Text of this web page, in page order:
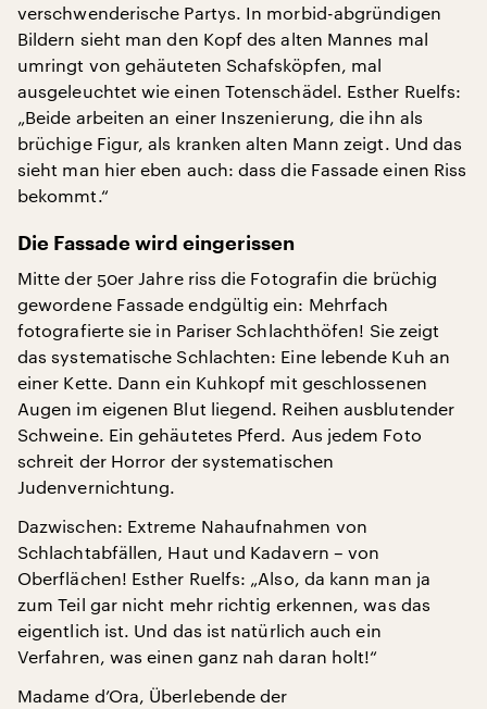
verschwenderische Partys. In morbid-abgründigen
Bildern sieht man den Kopf des alten Mannes mal
umringt von gehäuteten Schafsköpfen, mal
ausgeleuchtet wie einen Totenschädel. Esther Ruelfs:
„Beide arbeiten an einer Inszenierung, die ihn als
brüchige Figur, als kranken alten Mann zeigt. Und das
sieht man hier eben auch: dass die Fassade einen Riss
bekommt.“
Die Fassade wird eingerissen
Mitte der 50er Jahre riss die Fotografin die brüchig
gewordene Fassade endgültig ein: Mehrfach
fotografierte sie in Pariser Schlachthöfen! Sie zeigt
das systematische Schlachten: Eine lebende Kuh an
einer Kette. Dann ein Kuhkopf mit geschlossenen
Augen im eigenen Blut liegend. Reihen ausblutender
Schweine. Ein gehäutetes Pferd. Aus jedem Foto
schreit der Horror der systematischen
Judenvernichtung.
Dazwischen: Extreme Nahaufnahmen von
Schlachtabfällen, Haut und Kadavern – von
Oberflächen! Esther Ruelfs: „Also, da kann man ja
zum Teil gar nicht mehr richtig erkennen, was das
eigentlich ist. Und das ist natürlich auch ein
Verfahren, was einen ganz nah daran holt!“
Madame d’Ora, Überlebende der